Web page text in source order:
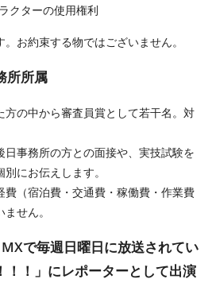
クターの使用権利
お約束する物ではございません。
所所属
方の中から審査員賞として若干名。対
事務所の方との面接や、実技試験を
にお伝えします。
費（宿泊費・交通費・稼働費・作業費
せん。
で毎週日曜日に放送されてい
！！」にレポーターとして出演